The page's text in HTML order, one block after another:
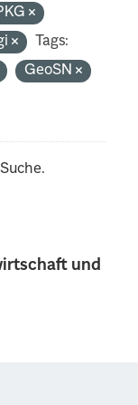
und
Tags:
GeoSN